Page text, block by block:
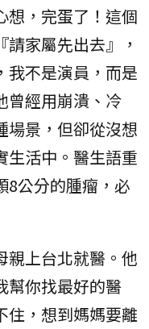
想，完蛋了！這個
家屬先出去』，
我不是演員，而是
曾經用崩潰、冷
場景，但卻從沒想
生活中。醫生語重
8公分的腫瘤，必
親上台北就醫。他
幫你找最好的醫
住，想到媽媽要離